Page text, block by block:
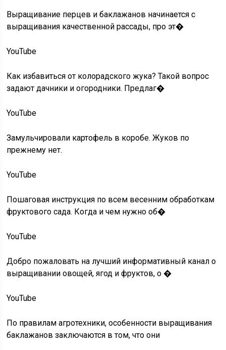
Выращивание перцев и баклажанов начинается с
выращивания качественной рассады, про эт�
YouTube
Как избавиться от колорадского жука? Такой вопрос
задают дачники и огородники. Предлаг�
YouTube
Замульчировали картофель в коробе. Жуков по
прежнему нет.
YouTube
Пошаговая инструкция по всем весенним обработкам
фруктового сада. Когда и чем нужно об�
YouTube
Добро пожаловать на лучший информативный канал о
выращивании овощей, ягод и фруктов, о �
YouTube
По правилам агротехники, особенности выращивания
баклажанов заключаются в том, что они